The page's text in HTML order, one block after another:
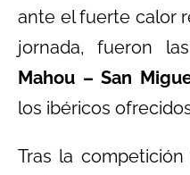
ante el fuerte calor
jornada, fueron
Mahou – San
los ibéricos
Tras la